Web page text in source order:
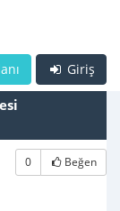
Giriş
0 Beğen